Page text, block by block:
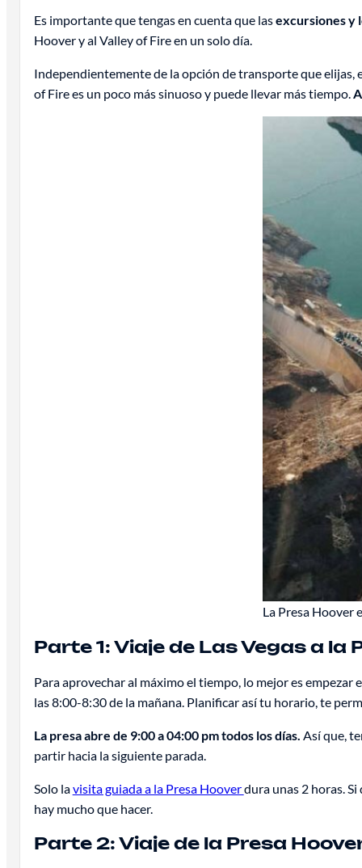
Es importante que tengas en cuenta que lasexcursiones y
Hoover y al Valley of Fire en un solo día.
Independientemente de la opción de transporte que elijas,
of Fire es un poco más sinuoso y puede llevar más tiempo.
La Presa Hoover
Parte 1: Viaje de Las Vegas a la
Para aprovechar al máximo el tiempo, lo mejor es empezar
las 8:00-8:30 de la mañana. Planificar así tu horario, te
La presa abre de 9:00 a 04:00 pm todos los días. Así que,
partir hacia la siguiente parada.
Solo lavisita guiada a la Presa Hooverdura unas 2 horas.
hay mucho que hacer.
Parte 2: Viaje de la Presa